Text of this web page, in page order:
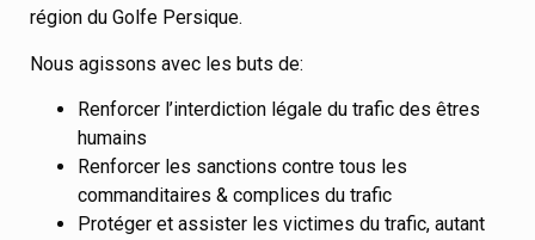
région du Golfe Persique.
Nous agissons avec les buts de:
Renforcer l’interdiction légale du trafic des êtres
humains
Renforcer les sanctions contre tous les
commanditaires & complices du trafic
Protéger et assister les victimes du trafic, autant